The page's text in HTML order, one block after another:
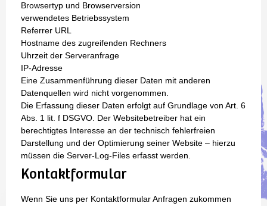
Browsertyp und Browserversion
verwendetes Betriebssystem
Referrer URL
Hostname des zugreifenden Rechners
Uhrzeit der Serveranfrage
IP-Adresse
Eine Zusammenführung dieser Daten mit anderen
Datenquellen wird nicht vorgenommen.
Die Erfassung dieser Daten erfolgt auf Grundlage von Art. 6
Abs. 1 lit. f DSGVO. Der Websitebetreiber hat ein
berechtigtes Interesse an der technisch fehlerfreien
Darstellung und der Optimierung seiner Website – hierzu
müssen die Server-Log-Files erfasst werden.
Kontaktformular
Wenn Sie uns per Kontaktformular Anfragen zukommen